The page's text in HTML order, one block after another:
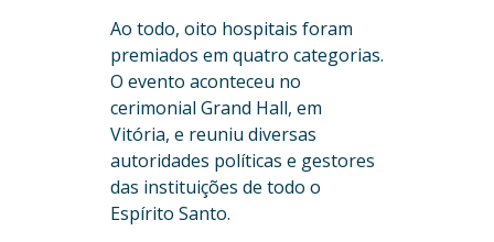
Ao todo, oito hospitais foram
premiados em quatro categorias.
O evento aconteceu no
cerimonial Grand Hall, em
Vitória, e reuniu diversas
autoridades políticas e gestores
das instituições de todo o
Espírito Santo.